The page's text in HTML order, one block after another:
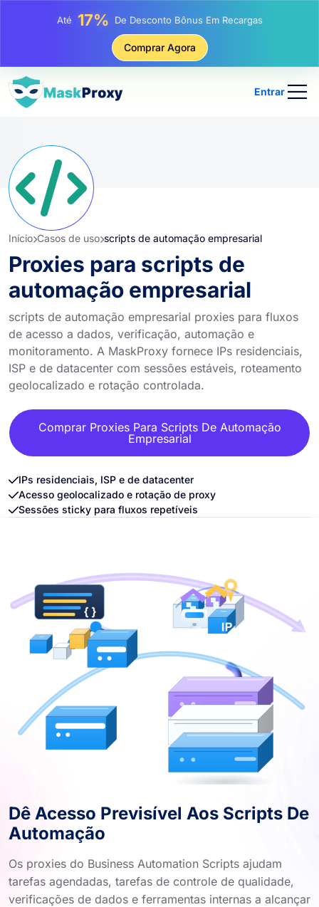
Até25%Desconto Em Compras Estáticas De IP
Desconto Em Compras Rotativas De IP
Comprar Agora
Entrar
Início Casos de uso scripts de automação empresarial
Proxies para scripts de
automação empresarial
scripts de automação empresarial proxies para fluxos
de acesso a dados, verificação, automação e
monitoramento. A MaskProxy fornece IPs residenciais,
ISP e de datacenter com sessões estáveis, roteamento
geolocalizado e rotação controlada.
Comprar Proxies Para Scripts De Automação
Empresarial
IPs residenciais, ISP e de datacenter
Acesso geolocalizado e rotação de proxy
Sessões sticky para fluxos repetíveis
Dê Acesso Previsível Aos Scripts De
Automação
Os proxies do Business Automation Scripts ajudam
tarefas agendadas, tarefas de controle de qualidade,
verificações de dados e ferramentas internas a alcançar